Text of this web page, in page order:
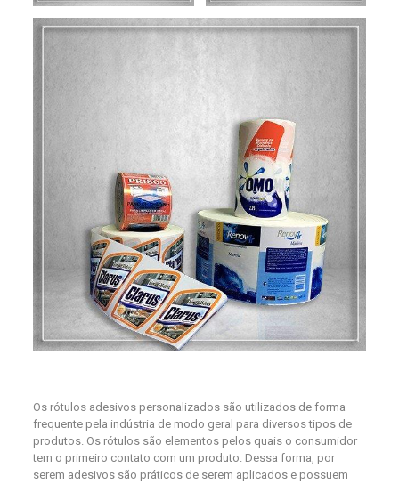
Os rótulos adesivos personalizados são utilizados de forma
frequente pela indústria de modo geral para diversos tipos de
produtos. Os rótulos são elementos pelos quais o consumidor
tem o primeiro contato com um produto. Dessa forma, por
serem adesivos são práticos de serem aplicados e possuem